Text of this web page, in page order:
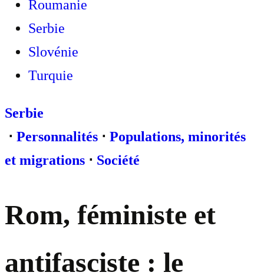
Roumanie
Serbie
Slovénie
Turquie
Serbie
⋅ Personnalités ⋅ Populations, minorités
et migrations ⋅ Société
Rom, féministe et
antifasciste : le